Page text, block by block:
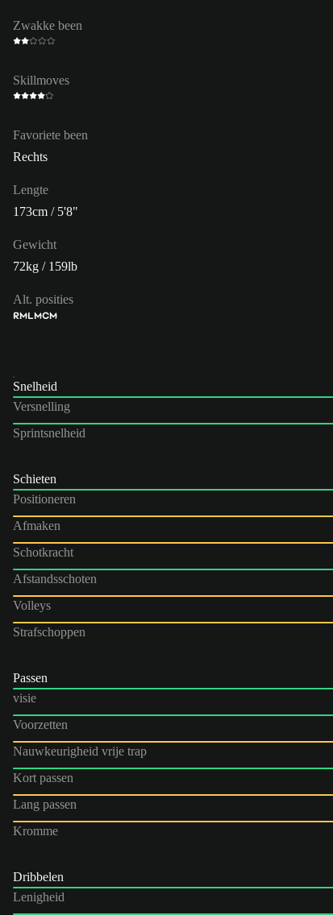
Zwakke been
Skillmoves
Favoriete been
Rechts
Lengte
173cm / 5'8"
Gewicht
72kg / 159lb
Alt. posities
RMLMCM
Snelheid
Versnelling
Sprintsnelheid
Schieten
Positioneren
Afmaken
Schotkracht
Afstandsschoten
Volleys
Strafschoppen
Passen
visie
Voorzetten
Nauwkeurigheid vrije trap
Kort passen
Lang passen
Kromme
Dribbelen
Lenigheid